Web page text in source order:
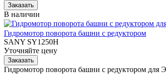
В наличии
Гидромотор поворота башни с редуктором
SANY SY1250H
Уточняйте цену
Гидромотор поворота башни с редуктором для